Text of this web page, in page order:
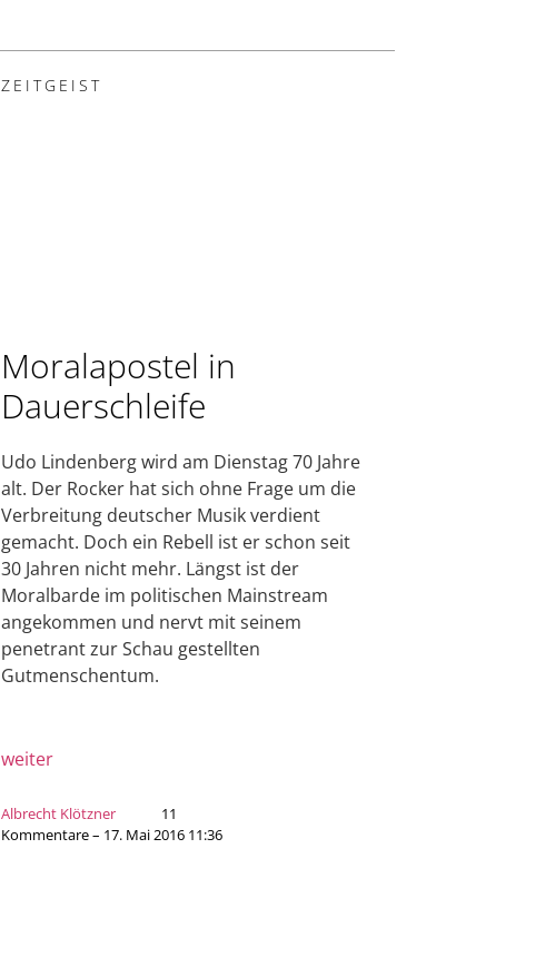
ZEITGEIST
Moralapostel in
Dauerschleife
Udo Lindenberg wird am Dienstag 70 Jahre
alt. Der Rocker hat sich ohne Frage um die
Verbreitung deutscher Musik verdient
gemacht. Doch ein Rebell ist er schon seit
30 Jahren nicht mehr. Längst ist der
Moralbarde im politischen Mainstream
angekommen und nervt mit seinem
penetrant zur Schau gestellten
Gutmenschentum.
weiter
Albrecht Klötzner
11
Kommentare – 17. Mai 2016 11:36